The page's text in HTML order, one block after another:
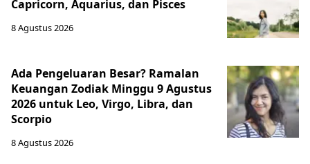
Capricorn, Aquarius, dan Pisces
8 Agustus 2026
Ada Pengeluaran Besar? Ramalan
Keuangan Zodiak Minggu 9 Agustus
2026 untuk Leo, Virgo, Libra, dan
Scorpio
8 Agustus 2026